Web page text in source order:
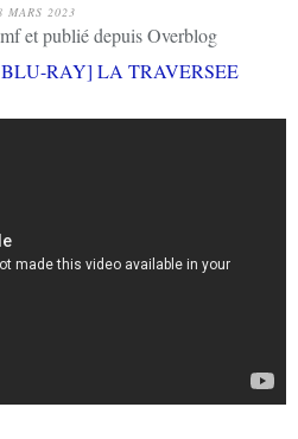
MARS 2023
et publié depuis Overblog